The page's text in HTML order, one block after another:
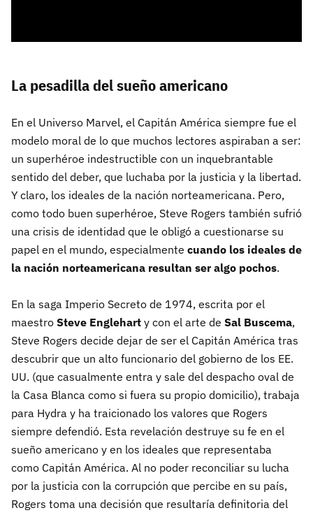
La pesadilla del sueño americano
En el Universo Marvel, el Capitán América siempre fue el
modelo moral de lo que muchos lectores aspiraban a ser:
un superhéroe indestructible con un inquebrantable
sentido del deber, que luchaba por la justicia y la libertad.
Y claro, los ideales de la nación norteamericana. Pero,
como todo buen superhéroe, Steve Rogers también sufrió
una crisis de identidad que le obligó a cuestionarse su
papel en el mundo, especialmente cuando los ideales de
la nación norteamericana resultan ser algo pochos.
En la saga Imperio Secreto de 1974, escrita por el
maestro Steve Englehart y con el arte de Sal Buscema,
Steve Rogers decide dejar de ser el Capitán América tras
descubrir que un alto funcionario del gobierno de los EE.
UU. (que casualmente entra y sale del despacho oval de
la Casa Blanca como si fuera su propio domicilio), trabaja
para Hydra y ha traicionado los valores que Rogers
siempre defendió. Esta revelación destruye su fe en el
sueño americano y en los ideales que representaba
como Capitán América. Al no poder reconciliar su lucha
por la justicia con la corrupción que percibe en su país,
Rogers toma una decisión que resultaría definitoria del